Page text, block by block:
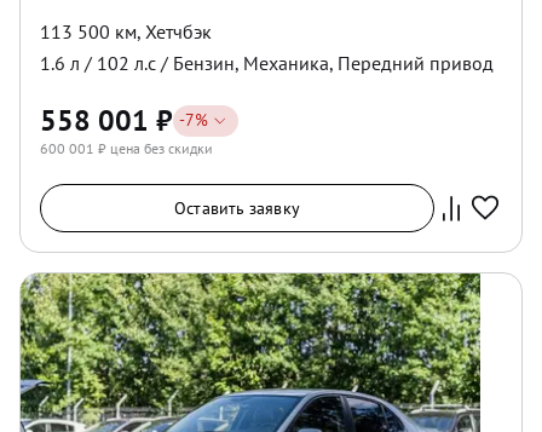
113 500 км, Хетчбэк
1.6 л / 102 л.с / Бензин, Механика, Передний привод
558 001 ₽ -7%
600 001 ₽ цена без скидки
Оставить заявку